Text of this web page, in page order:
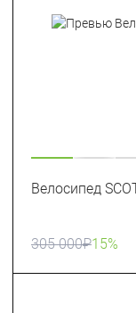
Велосипед
305 000₽15%